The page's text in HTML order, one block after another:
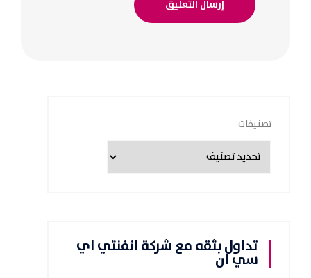
تصنيفات
تداول بثقه مع شركة انفنتي اي
سي ان